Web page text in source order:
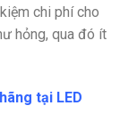
chi phí cho
hỏng, qua đó ít
tại LED